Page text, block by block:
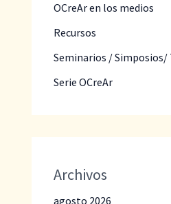
OCreAr en los medios
Recursos
Seminarios / Simposios/
Serie OCreAr
Archivos
agosto 2026